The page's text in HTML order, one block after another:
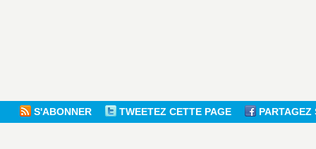
S'ABONNER TWEETEZ CETTE PAGE PARTAGEZ